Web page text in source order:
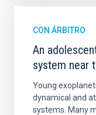
CON ÁRBITRO
An
system near
Young
dynamical and
systems. Many